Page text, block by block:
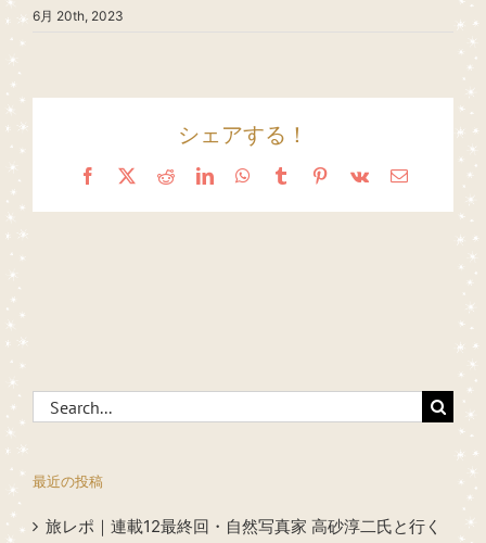
6月 20th, 2023
シェアする！
Facebook
X RedditLinkedInWhatsApp
TumblrPinterest
Vk Email
Search
for:
最近の投稿
旅レポ｜連載12最終回・自然写真家 高砂淳二氏と行く